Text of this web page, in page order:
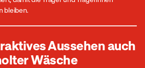
bleiben.
Aussehen auch
Wäsche